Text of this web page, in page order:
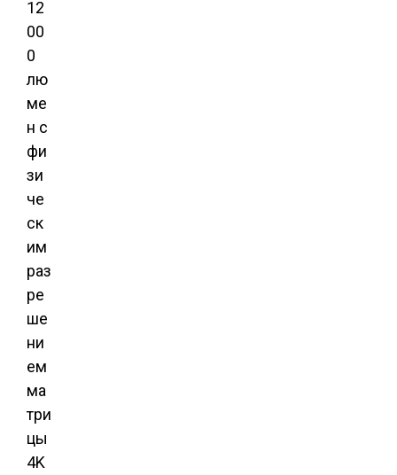
12
00
0
лю
ме
н с
фи
зи
че
ск
им
раз
ре
ше
ни
ем
ма
три
цы
4K